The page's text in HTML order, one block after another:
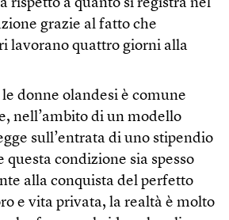
rispetto a quanto si registra nel
grazie al fatto che
lavorano quattro giorni alla
donne olandesi è comune
nell’ambito di un modello
sull’entrata di uno stipendio
questa condizione sia spesso
alla conquista del perfetto
e vita privata, la realtà è molto